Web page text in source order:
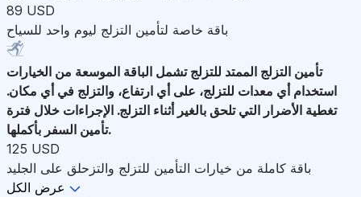
89 USD
باقة خاصة لتأمين التزلج ليوم واحد للسياح
تأمين التزلج الممتد للتزلج تشمل الباقة الموسعة من الخيارات
استخدام أي معدات للتزلج، على أي ارتفاع، والتزلج في أي مكان.
تغطية الأضرار التي تلحق بالغير أثناء التزلج. الإجراءات خلال فترة
تأمين السفر بأكملها.
125 USD
باقة كاملة من خيارات التأمين للتزلج والتزحلق على الجليد
عرض الكل